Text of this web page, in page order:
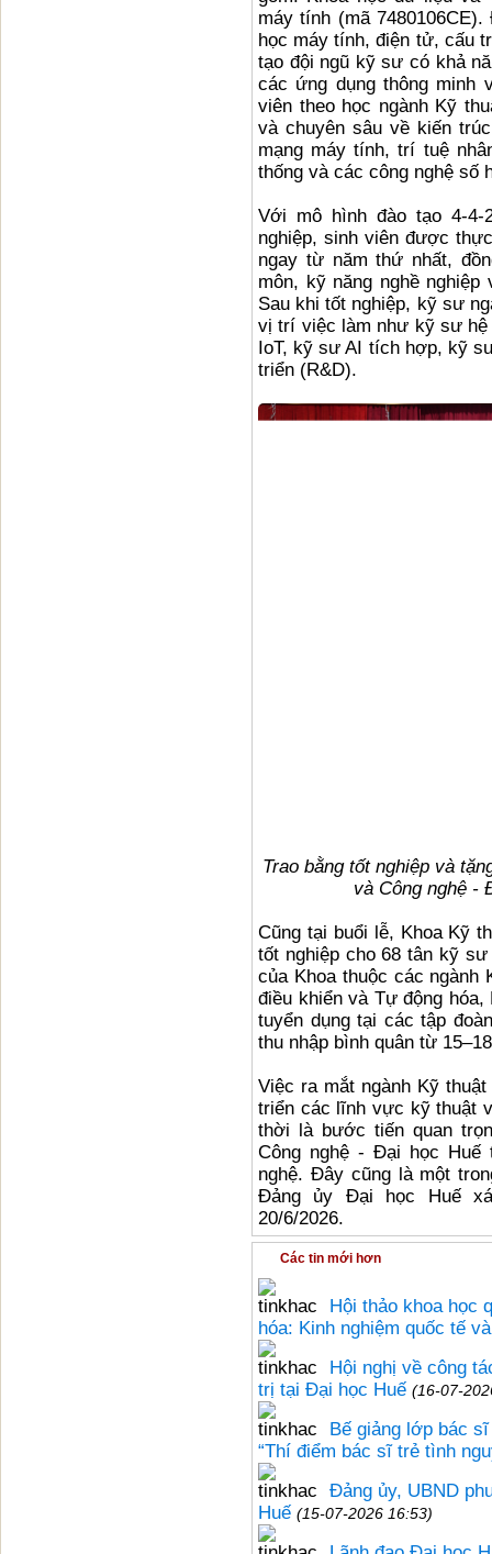
máy tính (mã
học máy tính, điện tử, cấu
tạo đội ngũ kỹ sư có khả
các ứng dụng thông minh
viên theo học ngành Kỹ
và chuyên sâu về kiến
mạng máy tính, trí tuệ
thống và các công nghệ số
Với mô hình đào tạo 4-
nghiệp, sinh viên được
ngay từ năm thứ nhất,
môn, kỹ năng nghề
Sau khi tốt nghiệp, kỹ sư
vị trí việc làm như kỹ sư
IoT, kỹ sư AI tích hợp, kỹ
triển (R&D).
Trao bằng tốt nghiệp và
và Công nghệ -
Cũng tại buổi lễ, Khoa Kỹ
tốt nghiệp cho 68 tân kỹ
của Khoa thuộc các ngành
điều khiển và Tự động
tuyển dụng tại các tập
thu nhập bình quân từ
Việc ra mắt ngành Kỹ
triển các lĩnh vực kỹ thuật
thời là bước tiến quan
Công nghệ - Đại học
nghệ. Đây cũng là một
Đảng ủy Đại học Huế
20/6/2026.
Các tin mới hơn
Hội thảo khoa học
hóa: Kinh nghiệm quốc tế
Hội nghị về công
trị tại Đại học Huế (16-07-
Bế giảng lớp bác
“Thí điểm bác sĩ trẻ tình
Đảng ủy, UBND
Huế (15-07-2026 16:53)